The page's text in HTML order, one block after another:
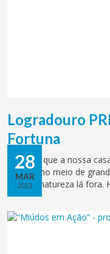
28
MAR
2023
Logradouro
Fortuna
“Mesmo que a nossa
mundo, no meio de
sempre natureza lá fora.